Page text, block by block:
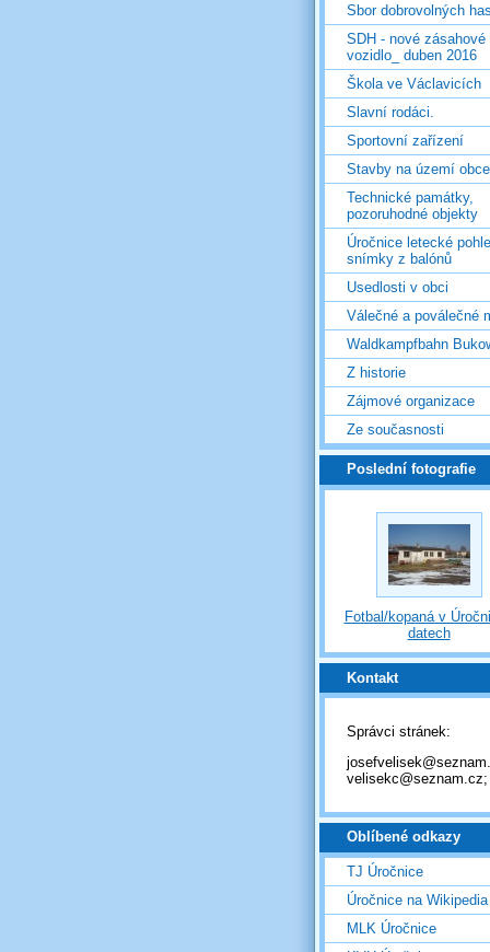
Sbor dobrovolných
SDH - nové zásahové
vozidlo_ duben 2016
Škola ve Václavicích
Slavní rodáci.
Sportovní zařízení
Stavby na území obce
Technické památky,
pozoruhodné objekty
Úročnice letecké
snímky z balónů
Usedlosti v obci
Válečné a poválečné
Waldkampfbahn
Z historie
Zájmové organizace
Ze současnosti
Poslední fotografie
Fotbal/kopaná v
datech
Kontakt
Správci stránek:
velisekc@seznam.cz;
Oblíbené odkazy
TJ Úročnice
Úročnice na Wikipedia
MLK Úročnice